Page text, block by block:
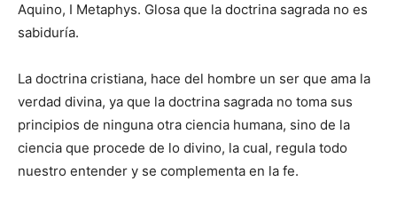
Aquino, I Metaphys. Glosa que la doctrina sagrada no es
sabiduría.
La doctrina cristiana, hace del hombre un ser que ama la
verdad divina, ya que la doctrina sagrada no toma sus
principios de ninguna otra ciencia humana, sino de la
ciencia que procede de lo divino, la cual, regula todo
nuestro entender y se complementa en la fe.